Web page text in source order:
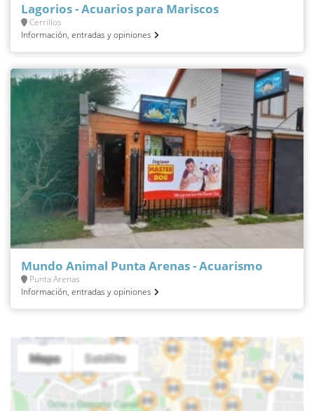
Lagorios - Acuarios para Mariscos
Cerrillos
Información, entradas y opiniones
Mundo Animal Punta Arenas - Acuarismo
Punta Arenas
Información, entradas y opiniones